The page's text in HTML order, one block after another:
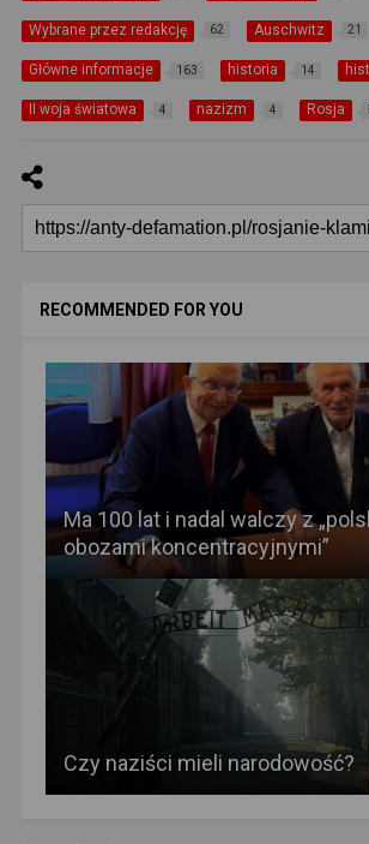
Wybrane przez redakcję 62 Auschwitz 21
Główne informacje 163 historia 14
II woja światowa 4 nazizm 4 Rosja
RECOMMENDED FOR YOU
Ma 100 lat i nadal walczy z
obozami koncentracyjnymi”
Czy naziści mieli narodowość?